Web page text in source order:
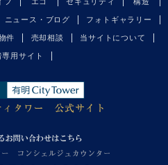
ニュース・ブログ フォトギャラリー
件 売却相談 当サイトについて
専用サイト